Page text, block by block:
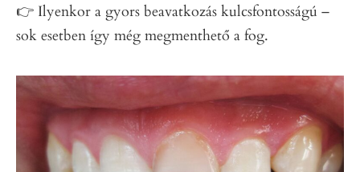
👉 Ilyenkor a gyors beavatkozás kulcsfontosságú –
sok esetben így még megmenthető a fog.